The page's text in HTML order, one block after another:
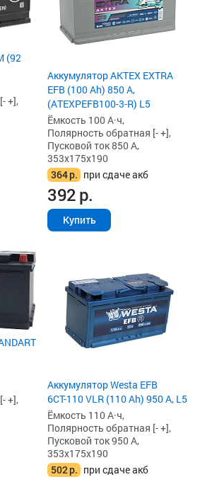
(92
+],
Аккумулятор AKTEX EXTRA
EFB (100 Ah) 850 А,
(ATEXPEFB100-3-R) L5
Ёмкость 100 А·ч,
Полярность обратная [- +],
Пусковой ток 850 А,
353x175x190
364р. при сдаче акб
392р.
Купить
+],
Аккумулятор Westa EFB
6СТ-110 VLR (110 Ah) 950 А, L5
Ёмкость 110 А·ч,
Полярность обратная [- +],
Пусковой ток 950 А,
353x175x190
502р. при сдаче акб